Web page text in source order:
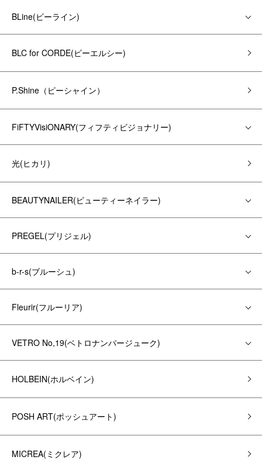
BLine(ビーライン)
BLC for CORDE(ビーエルシー)
P.Shine（ピーシャイン）
FiFTYVisiONARY(フィフティビジョナリー)
光(ヒカリ)
BEAUTYNAILER(ビューティーネイラー)
PREGEL(プリジェル)
b-r-s(ブルーシュ)
Fleurir(フルーリア)
VETRO No,19(ベトロナンバージューク)
HOLBEIN(ホルベイン)
POSH ART(ポッシュアート)
MICREA(ミクレア)